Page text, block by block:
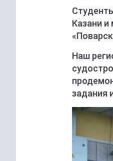
Казани и
Наш
задания